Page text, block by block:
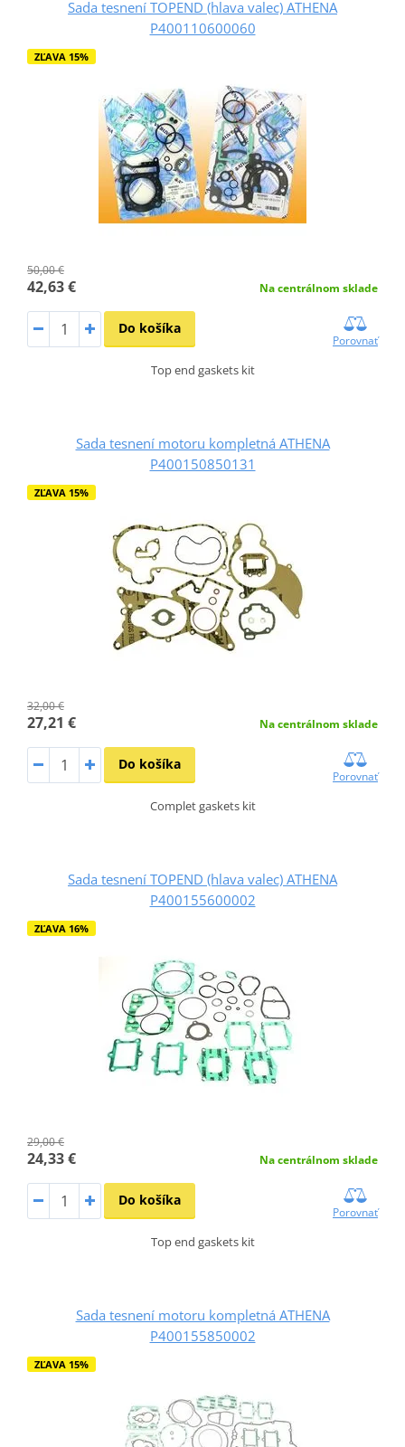
Sada tesnení TOPEND (hlava valec) ATHENA
P400110600060
ZĽAVA 15%
50,00 €
42,63 € Na centrálnom sklade
Do košíka
Porovnať
Top end gaskets kit
Sada tesnení motoru kompletná ATHENA
P400150850131
ZĽAVA 15%
32,00 €
27,21 € Na centrálnom sklade
Do košíka
Porovnať
Complet gaskets kit
Sada tesnení TOPEND (hlava valec) ATHENA
P400155600002
ZĽAVA 16%
29,00 €
24,33 € Na centrálnom sklade
Do košíka
Porovnať
Top end gaskets kit
Sada tesnení motoru kompletná ATHENA
P400155850002
ZĽAVA 15%